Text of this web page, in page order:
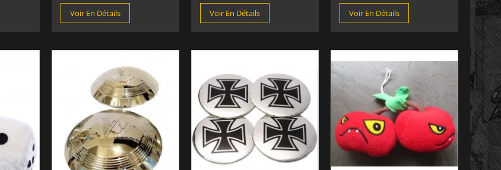
Voir En Détails Voir En Détails Voir En Détails